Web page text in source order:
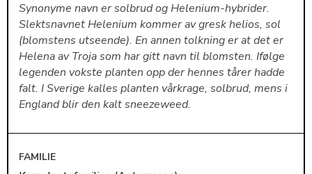
Synonyme navn er solbrud og Helenium-hybrider.
Slektsnavnet Helenium kommer av gresk helios, sol
(blomstens utseende). En annen tolkning er at det er
Helena av Troja som har gitt navn til blomsten. Ifølge
legenden vokste planten opp der hennes tårer hadde
falt. I Sverige kalles planten vårkrage, solbrud, mens i
England blir den kalt sneezeweed.
FAMILIE